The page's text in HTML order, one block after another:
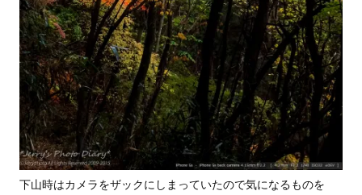
下山時はカメラをザックにしまっていたので気になるものを